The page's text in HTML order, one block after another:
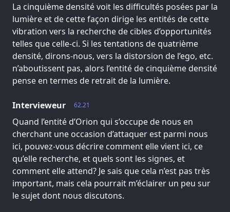
La cinquième densité voit les difficultés posées par la
lumière et de cette façon dirige les entités de cette
vibration vers la recherche de cibles d’opportunités
telles que celle-ci. Si les tentations de quatrième
densité, dirons-nous, vers la distorsion de l’ego, etc.
n’aboutissent pas, alors l’entité de cinquième densité
pense en termes de retrait de la lumière.
62.21
Intervieweur
Quand l’entité d’Orion qui s’occupe de nous en
cherchant une occasion d’attaquer est parmi nous
ici, pouvez-vous décrire comment elle vient ici, ce
qu’elle recherche, et quels sont les signes, et
comment elle attend? Je sais que cela n’est pas très
important, mais cela pourrait m’éclairer un peu sur
le sujet dont nous discutons.